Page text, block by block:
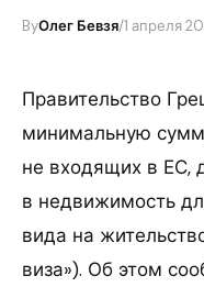
ByОлег Бевзя/1 апреля
Правительство
минимальную
не входящих в ЕС,
в недвижимость
вида на
виза»). Об этом